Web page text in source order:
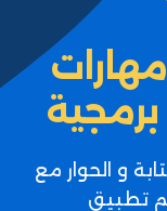
و الحوار مع
تطبيق